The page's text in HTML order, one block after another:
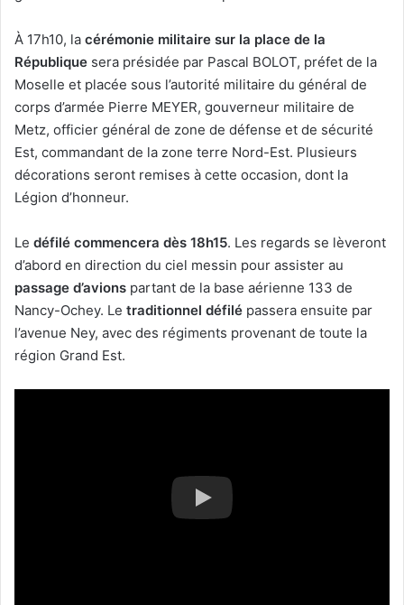
À 17h10, la cérémonie militaire sur la place de la
République sera présidée par Pascal BOLOT, préfet de la
Moselle et placée sous l’autorité militaire du général de
corps d’armée Pierre MEYER, gouverneur militaire de
Metz, officier général de zone de défense et de sécurité
Est, commandant de la zone terre Nord-Est. Plusieurs
décorations seront remises à cette occasion, dont la
Légion d’honneur.
Le défilé commencera dès 18h15. Les regards se lèveront
d’abord en direction du ciel messin pour assister au
passage d’avions partant de la base aérienne 133 de
Nancy-Ochey. Le traditionnel défilé passera ensuite par
l’avenue Ney, avec des régiments provenant de toute la
région Grand Est.